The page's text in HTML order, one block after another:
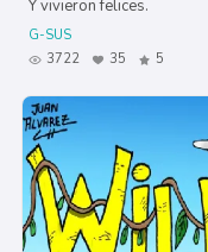
Y vivieron felices.
G-SUS
3722
35 5